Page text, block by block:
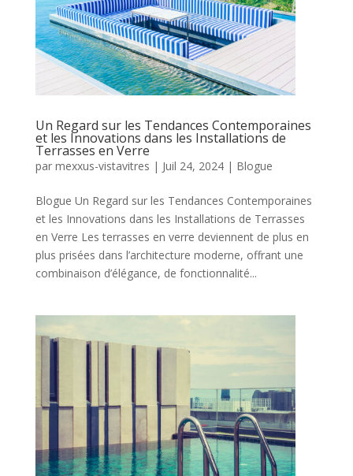
Un Regard sur les Tendances Contemporaines
et les Innovations dans les Installations de
Terrasses en Verre
par mexxus-vistavitres | Juil 24, 2024| Blogue
Blogue Un Regard sur les Tendances Contemporaines
et les Innovations dans les Installations de Terrasses
en Verre Les terrasses en verre deviennent de plus en
plus prisées dans l’architecture moderne, offrant une
combinaison d’élégance, de fonctionnalité...